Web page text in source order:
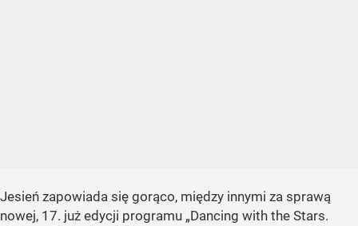
Jesień zapowiada się gorąco, między innymi za sprawą
nowej, 17. już edycji programu „Dancing with the Stars.